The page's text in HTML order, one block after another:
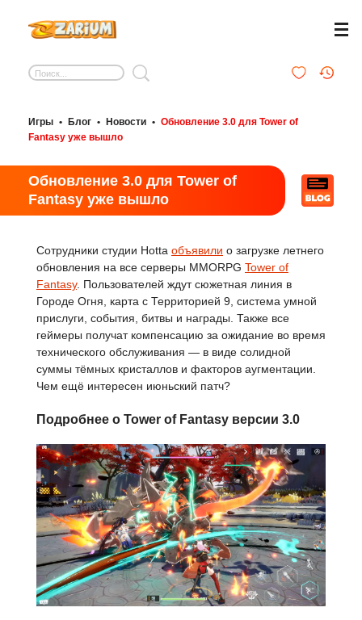
Игры • Блог • Новости • Обновление 3.0 для Tower of
Fantasy уже вышло
Обновление 3.0 для Tower of
Fantasy уже вышло
Сотрудники студии Hotta объявили о загрузке летнего
обновления на все серверы MMORPG Tower of
Fantasy. Пользователей ждут сюжетная линия в
Городе Огня, карта с Территорией 9, система умной
прислуги, события, битвы и награды. Также все
геймеры получат компенсацию за ожидание во время
технического обслуживания — в виде солидной
суммы тёмных кристаллов и факторов аугментации.
Чем ещё интересен июньский патч?
Подробнее о Tower of Fantasy версии 3.0